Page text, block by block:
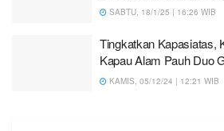
SABTU, 18/1/25 | 16:26 WIB
Tingkatkan Kapasiatas,
Kapau Alam Pauh Duo
KAMIS, 05/12/24 | 12:21 WIB